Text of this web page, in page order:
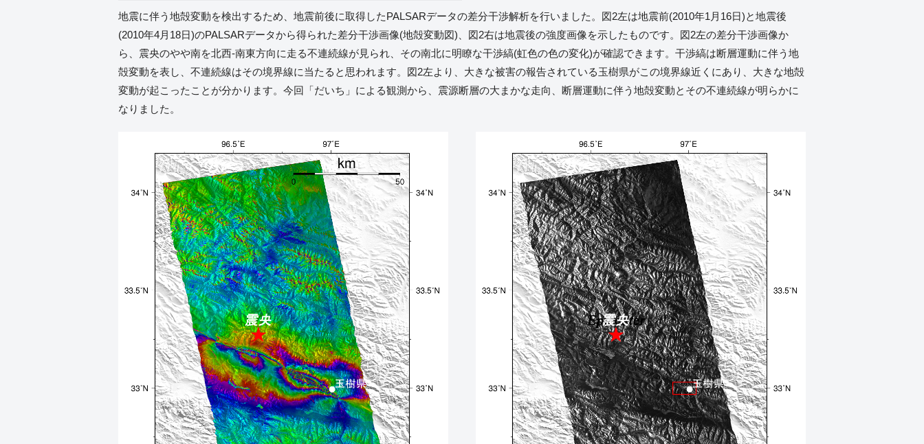
地震に伴う地殻変動を検出するため、地震前後に取得したPALSARデータの差分干渉解析を行いました。図2左は地震前(2010年1月16日)と地震後
(2010年4月18日)のPALSARデータから得られた差分干渉画像(地殻変動図)、図2右は地震後の強度画像を示したものです。図2左の差分干渉画像か
ら、震央のやや南を北西-南東方向に走る不連続線が見られ、その南北に明瞭な干渉縞(虹色の色の変化)が確認できます。干渉縞は断層運動に伴う地
殻変動を表し、不連続線はその境界線に当たると思われます。図2左より、大きな被害の報告されている玉樹県がこの境界線近くにあり、大きな地殻
変動が起こったことが分かります。今回「だいち」による観測から、震源断層の大まかな走向、断層運動に伴う地殻変動とその不連続線が明らかに
なりました。